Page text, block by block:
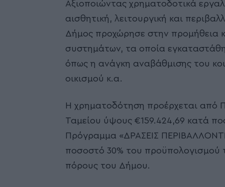
Αξιοποιώντας χρηματοδοτικά
αισθητική, λειτουργική και
Δήμος προχώρησε στην προμήθεια
συστημάτων, τα οποία
όπως η ανάγκη αναβάθμισης του
οικισμού κ.α.
Η χρηματοδότηση προέρχεται από
Ταμείου ύψους €159.424,69 κατά
Πρόγραμμα «ΔΡΑΣΕΙΣ
ποσοστό 30% του προϋπολογισμού
πόρους του Δήμου.